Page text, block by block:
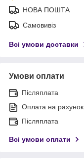
НОВА ПОШТА
Самовивіз
Всі умови доставки
Умови оплати
Післяплата
Оплата на рахунок
Післяплата
Всі умови оплати